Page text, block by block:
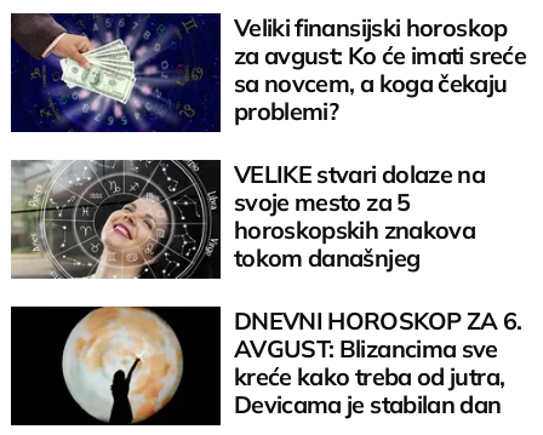
Veliki finansijski horoskop
za avgust: Ko će imati sreće
sa novcem, a koga čekaju
problemi?
VELIKE stvari dolaze na
svoje mesto za 5
horoskopskih znakova
tokom današnjeg
DNEVNI HOROSKOP ZA 6.
AVGUST: Blizancima sve
kreće kako treba od jutra,
Devicama je stabilan dan